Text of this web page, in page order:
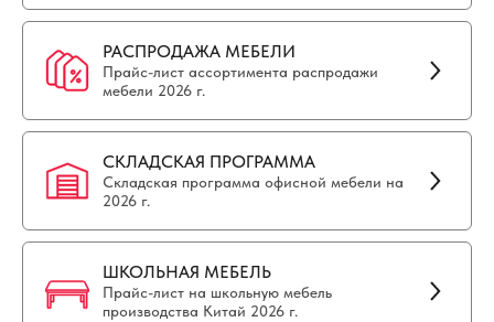
РАСПРОДАЖА МЕБЕЛИ
Прайс-лист ассортимента распродажи
мебели 2026 г.
СКЛАДСКАЯ ПРОГРАММА
Складская программа офисной мебели на
2026 г.
ШКОЛЬНАЯ МЕБЕЛЬ
Прайс-лист на школьную мебель
производства Китай 2026 г.